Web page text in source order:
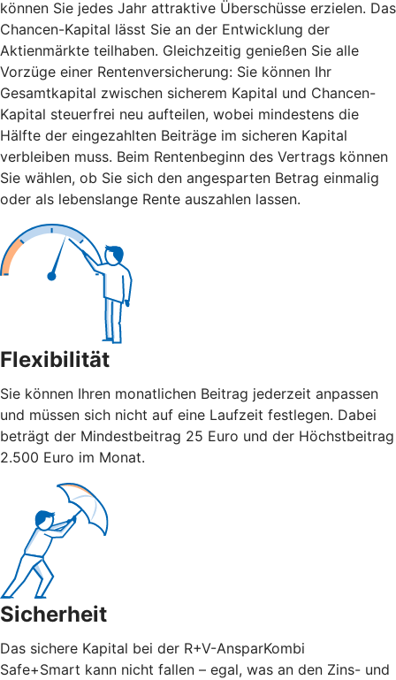
können Sie jedes Jahr attraktive Überschüsse erzielen. Das
Chancen-Kapital lässt Sie an der Entwicklung der
Aktienmärkte teilhaben. Gleichzeitig genießen Sie alle
Vorzüge einer Rentenversicherung: Sie können Ihr
Gesamtkapital zwischen sicherem Kapital und Chancen-
Kapital steuerfrei neu aufteilen, wobei mindestens die
Hälfte der eingezahlten Beiträge im sicheren Kapital
verbleiben muss. Beim Rentenbeginn des Vertrags können
Sie wählen, ob Sie sich den angesparten Betrag einmalig
oder als lebenslange Rente auszahlen lassen.
Flexibilität
Sie können Ihren monatlichen Beitrag jederzeit anpassen
und müssen sich nicht auf eine Laufzeit festlegen. Dabei
beträgt der Mindestbeitrag 25 Euro und der Höchstbeitrag
2.500 Euro im Monat.
Sicherheit
Das sichere Kapital bei der R+V-AnsparKombi
Safe+Smart kann nicht fallen – egal, was an den Zins- und